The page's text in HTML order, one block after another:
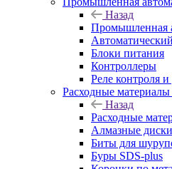
Назад
Промышленная
Блоки питания
Контроллеры
Реле контроля
Расходные
Назад
Расходные
Алмазные диски
Биты для
Буры SDS-plus